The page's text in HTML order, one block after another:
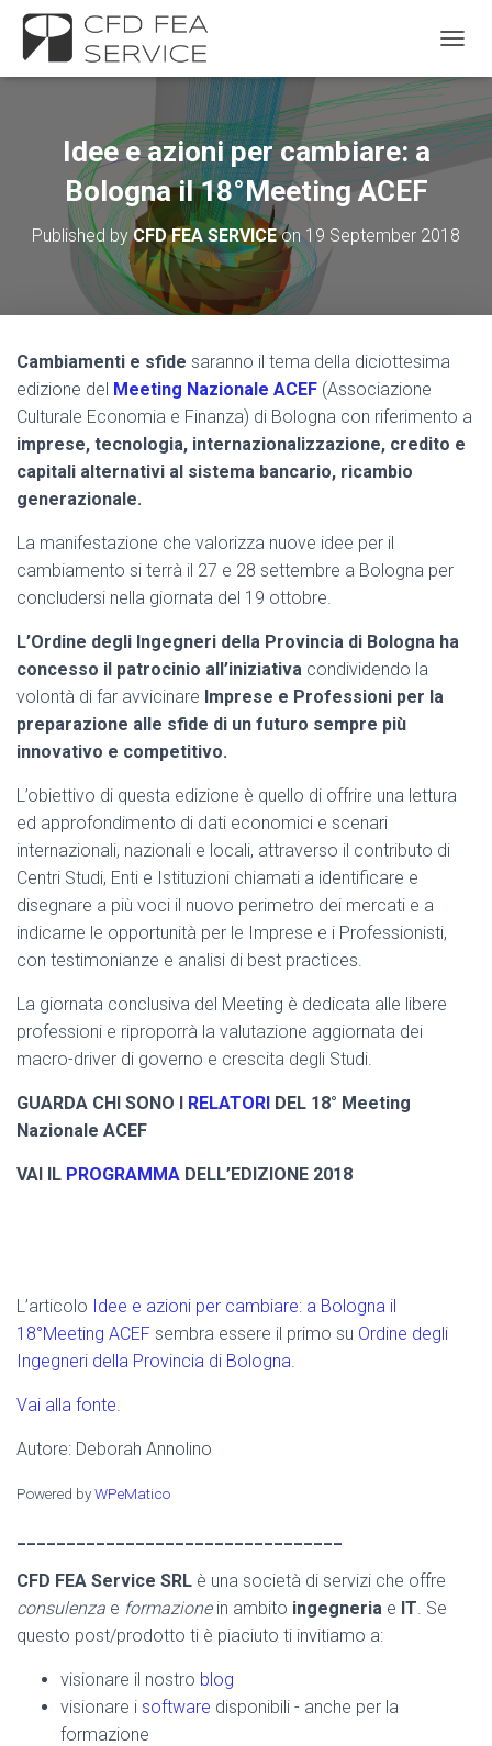
Idee e azioni per cambiare: a
Bologna il 18°Meeting ACEF
Published byCFD FEA SERVICEon19 September 2018
Cambiamenti e sfide saranno il tema della diciottesima
edizione del Meeting Nazionale ACEF (Associazione
Culturale Economia e Finanza) di Bologna con riferimento a
imprese, tecnologia, internazionalizzazione, credito e
capitali alternativi al sistema bancario, ricambio
generazionale.
La manifestazione che valorizza nuove idee per il
cambiamento si terrà il 27 e 28 settembre a Bologna per
concludersi nella giornata del 19 ottobre.
L’Ordine degli Ingegneri della Provincia di Bologna ha
concesso il patrocinio all’iniziativa condividendo la
volontà di far avvicinare Imprese e Professioni per la
preparazione alle sfide di un futuro sempre più
innovativo e competitivo.
L’obiettivo di questa edizione è quello di offrire una lettura
ed approfondimento di dati economici e scenari
internazionali, nazionali e locali, attraverso il contributo di
Centri Studi, Enti e Istituzioni chiamati a identificare e
disegnare a più voci il nuovo perimetro dei mercati e a
indicarne le opportunità per le Imprese e i Professionisti,
con testimonianze e analisi di best practices.
La giornata conclusiva del Meeting è dedicata alle libere
professioni e riproporrà la valutazione aggiornata dei
macro-driver di governo e crescita degli Studi.
GUARDA CHI SONO I RELATORI DEL 18° Meeting
Nazionale ACEF
VAI IL PROGRAMMA DELL’EDIZIONE 2018
L’articolo Idee e azioni per cambiare: a Bologna il
18°Meeting ACEF sembra essere il primo su Ordine degli
Ingegneri della Provincia di Bologna.
Vai alla fonte.
Autore: Deborah Annolino
Powered byWPeMatico
CFD FEA Service SRL è una società di servizi che offre
consulenza e formazionein ambito ingegneria e IT. Se
questo post/prodotto ti è piaciuto ti invitiamo a:
visionare il nostro blog
visionare i software disponibili - anche per la
formazione